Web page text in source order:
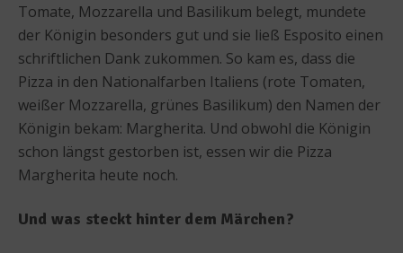
Tomate, Mozzarella und Basilikum belegt, mundete
der Königin besonders gut und sie ließ Esposito einen
schriftlichen Dank zukommen. So kam es, dass die
Pizza in den Nationalfarben Italiens (rote Tomaten,
weißer Mozzarella, grünes Basilikum) den Namen der
Königin bekam: Margherita. Und obwohl die Königin
schon längst gestorben ist, essen wir die Pizza
Margherita heute noch.
Und was steckt hinter dem Märchen?